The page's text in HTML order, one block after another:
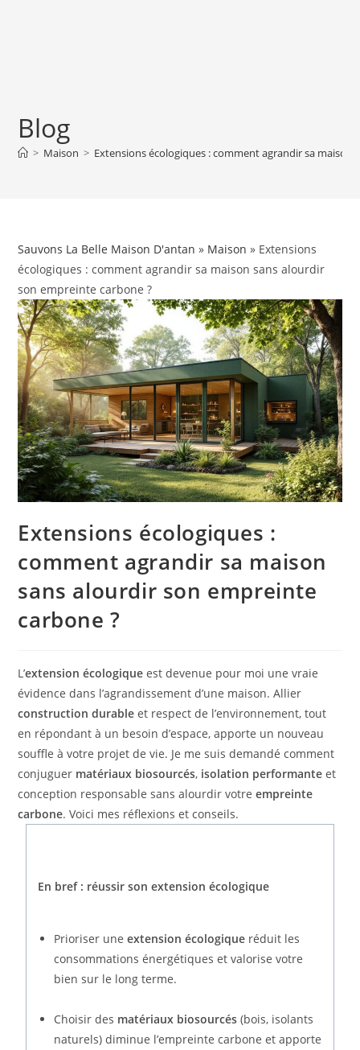
Blog
> Maison > Extensions écologiques : comment agrandir sa
Sauvons La Belle Maison D'antan » Maison » Extensions
écologiques : comment agrandir sa maison sans alourdir
son empreinte carbone ?
Extensions écologiques :
comment agrandir sa maison
sans alourdir son empreinte
carbone ?
L’extension écologique est devenue pour moi une vraie
évidence dans l’agrandissement d’une maison. Allier
construction durable et respect de l’environnement, tout
en répondant à un besoin d’espace, apporte un nouveau
souffle à votre projet de vie. Je me suis demandé comment
conjuguer matériaux biosourcés, isolation performante et
conception responsable sans alourdir votreempreinte
carbone. Voici mes réflexions et conseils.
En bref : réussir son extension écologique
Prioriser uneextension écologique réduit les
consommations énergétiques et valorise votre
bien sur le long terme.
Choisir des matériaux biosourcés (bois, isolants
naturels) diminue l’empreinte carbone et apporte